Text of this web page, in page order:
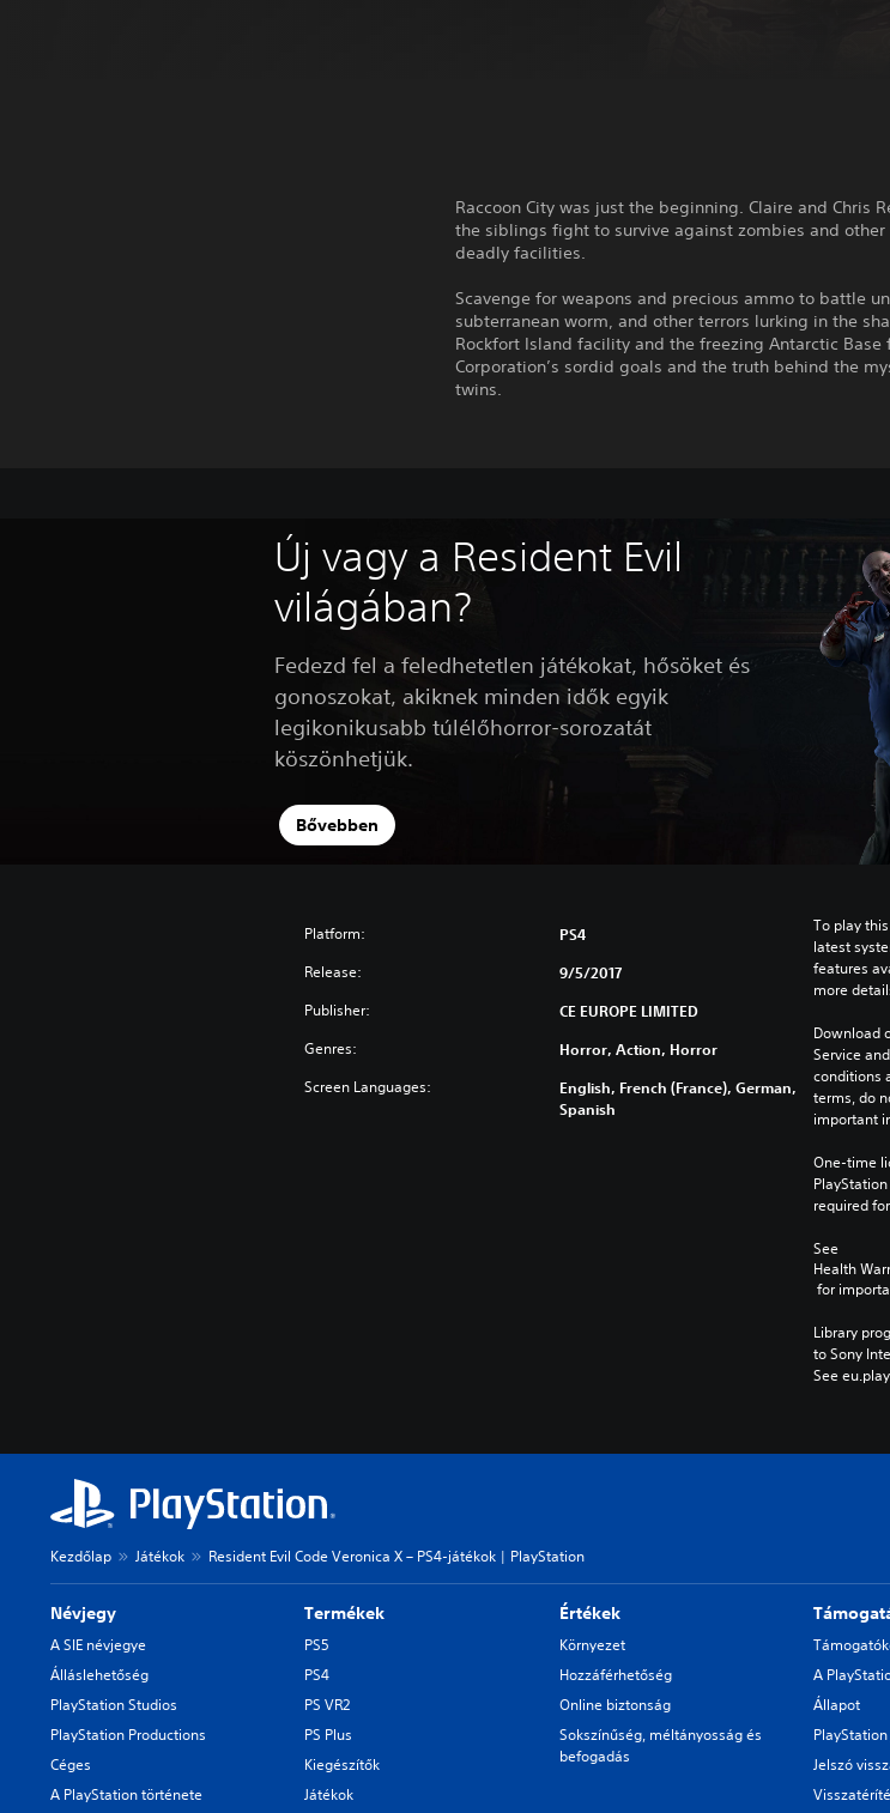
Raccoon City was just the beginning. Claire and Chris
the siblings fight to survive against zombies and
deadly facilities.
Scavenge for weapons and precious ammo to battle
subterranean worm, and other terrors lurking in the
Rockfort Island facility and the freezing Antarctic
Corporation’s sordid goals and the truth behind the
twins.
Új vagy a Resident Evil
világában?
Fedezd fel a feledhetetlen játékokat, hősöket és
gonoszokat, akiknek minden idők egyik
legikonikusabb túlélőhorror-sorozatát
köszönhetjük.
Bővebben
Platform: PS4
Release: 9/5/2017
Publisher: CE EUROPE LIMITED
Genres: Horror, Action, Horror
Screen Languages:
English, French (France), German,
Spanish
To play
latest
features
more
Download
Service
conditions
terms, do
important
One-time
required
See
Health
for
Library
to Sony
See
Kezdőlap Játékok Resident Evil Code Veronica X – PS4-játékok | PlayStation
Névjegy
A SIE névjegye
Álláslehetőség
PlayStation Studios
PlayStation Productions
Céges
A PlayStation története
Termékek
PS5
PS4
PS VR2
PS Plus
Kiegészítők
Játékok
Értékek
Környezet
Hozzáférhetőség
Online biztonság
Sokszínűség, méltányosság és
befogadás
A
Állapot
Jelszó